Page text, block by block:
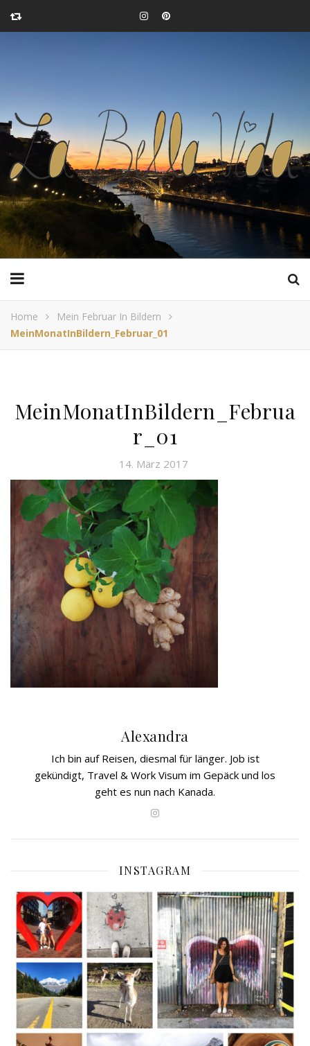
Home
Mein Februar In Bildern
MeinMonatInBildern_Februar_01
MeinMonatInBildern_Februa
r_01
14. März 2017
Alexandra
Ich bin auf Reisen, diesmal für länger. Job ist
gekündigt, Travel & Work Visum im Gepäck und los
geht es nun nach Kanada.
INSTAGRAM